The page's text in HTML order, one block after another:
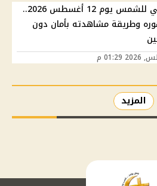
كسوف كلي للشمس يوم 12 أغسطس 2026..
وطريقة مشاهدته بأمان دون
المزيد